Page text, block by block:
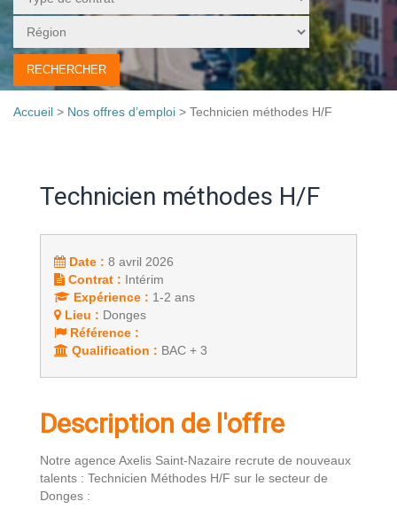
Accueil > Nos offres d’emploi > Technicien méthodes H/F
Technicien méthodes H/F
Date : 8 avril 2026
Contrat : Intérim
Expérience : 1-2 ans
Lieu : Donges
Référence :
Qualification : BAC + 3
Description de l'offre
Notre agence Axelis Saint-Nazaire recrute de nouveaux
talents : Technicien Méthodes H/F sur le secteur de
Donges :